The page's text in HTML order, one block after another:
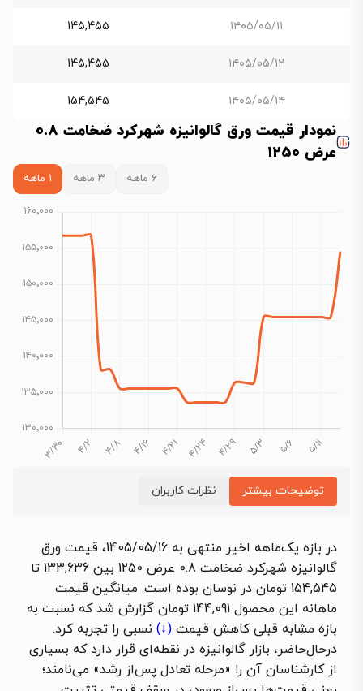
۱۴۰۵/۰۵/۱۱ 145,455
۱۴۰۵/۰۵/۱۲ 145,455
۱۴۰۵/۰۵/۱۴ 154,545
نمودار قیمت ورق گالوانیزه شهرکرد ضخامت 0.8
عرض 1250
۶ ماهه ۳ ماهه ۱ ماهه
توضیحات بیشتر نظرات کاربران
در بازه یک‌ماهه اخیر منتهی به 1405/05/16، قیمت ورق
گالوانیزه شهرکرد ضخامت 0.8 عرض 1250 بین 133,636 تا
154,545 تومان در نوسان بوده است. میانگین قیمت
ماهانه این محصول 144,091 تومان گزارش شد که نسبت به
بازه مشابه قبلیکاهش قیمت (↓) نسبی را تجربه کرد.
درحال‌حاضر، بازار گالوانیزه در نقطه‌ای قرار دارد که بسیاری
از کارشناسان آن را «مرحله تعادل پس‌از رشد» می‌نامند؛